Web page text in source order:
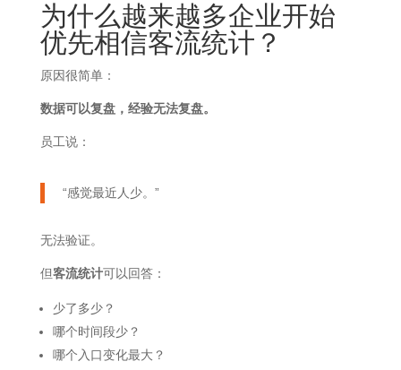
为什么越来越多企业开始
优先相信客流统计？
原因很简单：
数据可以复盘，经验无法复盘。
员工说：
“感觉最近人少。”
无法验证。
但客流统计可以回答：
少了多少？
哪个时间段少？
哪个入口变化最大？